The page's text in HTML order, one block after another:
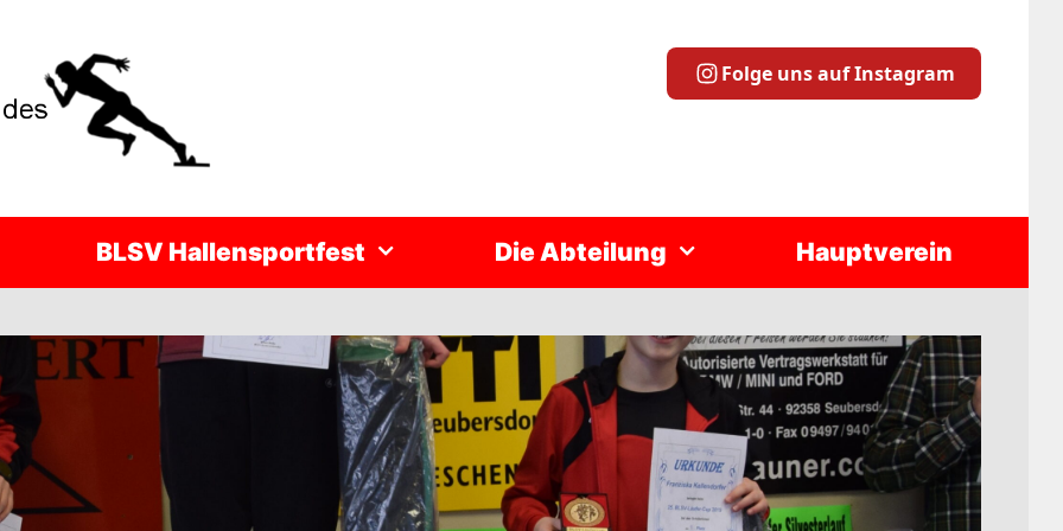
Folge uns auf Instagram
BLSV Hallensportfest Die Abteilung Hauptverein